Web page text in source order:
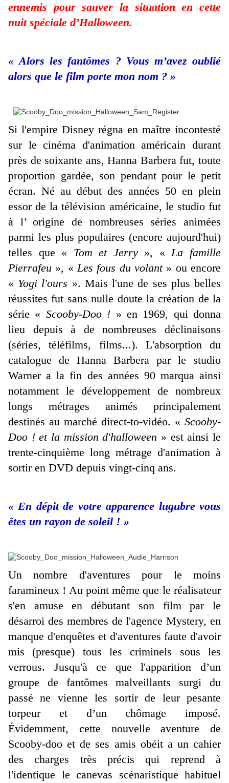
ennemis pour sauver la situation en cette
nuit spéciale d’Halloween.
« Alors les fantômes ? Vous m’avez oublié
alors que le film porte mon nom ? »
Si l'empire Disney régna en maître incontesté
sur le cinéma d'animation américain durant
près de soixante ans, Hanna Barbera fut, toute
proportion gardée, son pendant pour le petit
écran. Né au début des années 50 en plein
essor de la télévision américaine, le studio fut
à l’ origine de nombreuses séries animées
parmi les plus populaires (encore aujourd'hui)
telles que « Tom et Jerry», «La famille
Pierrafeu », «Les fous du volant» ou encore
« Yogi l'ours ». Mais l'une de ses plus belles
réussites fut sans nulle doute la création de la
série « Scooby-Doo ! » en 1969, qui donna
lieu depuis à de nombreuses déclinaisons
(séries, téléfilms, films...). L'absorption du
catalogue de Hanna Barbera par le studio
Warner a la fin des années 90 marqua ainsi
notamment le développement de nombreux
longs métrages animés principalement
destinés au marché direct-to-vidéo. « Scooby-
Doo ! et la mission d'halloween » est ainsi le
trente-cinquième long métrage d'animation à
sortir en DVD depuis vingt-cinq ans.
« En dépit de votre apparence lugubre vous
êtes un rayon de soleil ! »
Un nombre d'aventures pour le moins
faramineux ! Au point même que le réalisateur
s'en amuse en débutant son film par le
désarroi des membres de l'agence Mystery, en
manque d'enquêtes et d'aventures faute d'avoir
mis (presque) tous les criminels sous les
verrous. Jusqu'à ce que l'apparition d’un
groupe de fantômes malveillants surgi du
passé ne vienne les sortir de leur pesante
torpeur et d’un chômage imposé.
Évidemment, cette nouvelle aventure de
Scooby-doo et de ses amis obéit a un cahier
des charges très précis qui reprend à
l'identique le canevas scénaristique habituel